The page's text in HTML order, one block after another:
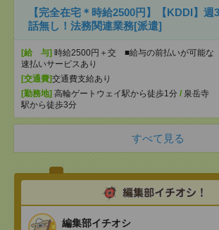
【完全在宅＊時給2500円】【KDDI】週
話無し！法務関連業務[派遣]
[給 与] 時給2500円＋交 ■給与の前払いが可能な
速払いサービスあり
[交通費]交通費支給あり
[勤務地] 高輪ゲートウェイ駅から徒歩1分 / 泉岳寺
駅から徒歩3分
すべて見る
編集部イチオシ